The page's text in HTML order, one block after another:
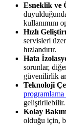
Esneklik ve
kullanımını
Hızlı
servisleri
hızlandırır.
Hata
sorunlar,
güvenilirlik
Teknoloji
geliştirilebilir.
Kolay
olduğu için,